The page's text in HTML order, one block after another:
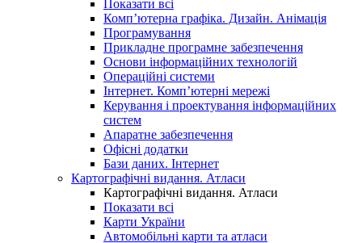
Показати всі
Комп’ютерна графіка. Дизайн. Анімація
Програмування
Прикладне програмне забезпечення
Основи інформаційних технологій
Операційні системи
Інтернет. Комп’ютерні мережі
Керування і проектування інформаційних
систем
Апаратне забезпечення
Офісні додатки
Бази даних. Інтернет
Картографічні видання. Атласи
Картографічні видання. Атласи
Показати всі
Карти України
Автомобільні карти та атласи